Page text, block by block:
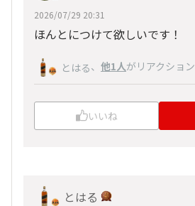
2026/07/29 20:31
ほんとにつけて欲しいです！
とはる、 他1人がリアクション
いいね
とはる